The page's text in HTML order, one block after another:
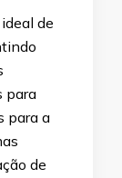
de
para
para a
de